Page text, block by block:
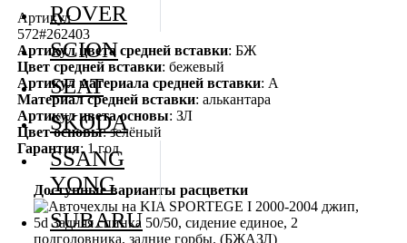
Артикул
572#262403
Артикул цвета средней вставки: БЖ
Цвет средней вставки: бежевый
Артикул материала средней вставки: А
Материал средней вставки: алькантара
Артикул цвета основы: ЗЛ
Цвет основы: зелёный
Гарантия: 1 год
Доступные варианты расцветки
ROVER
SCION
SEAT
SKODA
SSANG
YONG
SUBARU